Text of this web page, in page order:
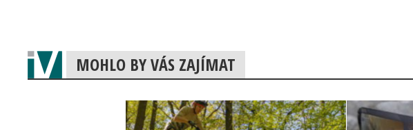
MOHLO BY VÁS ZAJÍMAT